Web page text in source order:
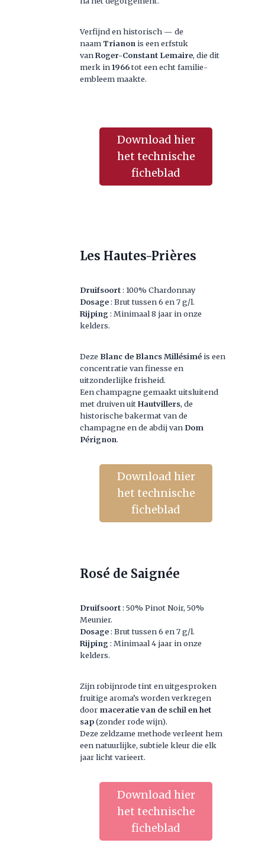
Verfijnd en historisch — de
naam Trianon is een erfstuk
vanRoger-Constant Lemaire, die dit
merk in1966tot een echt familie-
embleem maakte.
Download hier
het technische
ficheblad
Les Hautes-Prières
Druifsoort: 100% Chardonnay
Dosage: Brut tussen 6 en 7 g/l.
Rijping : Minimaal 8 jaar in onze
kelders.
Deze Blanc de Blancs Millésimé is een
concentratie van finesse en
uitzonderlijke frisheid.
Een champagne gemaakt uitsluitend
met druiven uitHautvillers, de
historische bakermat van de
champagne en de abdij van Dom
Pérignon.
Download hier
het technische
ficheblad
Rosé de Saignée
Druifsoort: 50% Pinot Noir, 50%
Meunier.
Dosage: Brut tussen 6 en 7 g/l.
Rijping : Minimaal 4 jaar in onze
kelders.
Zijn robijnrode tint en uitgesproken
fruitige aroma’s worden verkregen
door maceratie van de schil en het
sap(zonder rode wijn).
Deze zeldzame methode verleent hem
een natuurlijke, subtiele kleur die elk
jaar licht varieert.
Download hier
het technische
ficheblad